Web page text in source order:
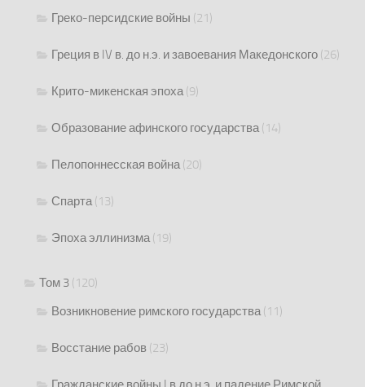
Греко-персидские войны (21)
Греция в IV в. до н.э. и завоевания Македонского (26)
Крито-микенская эпоха(9)
Образование афинского государства(14)
Пелопоннесская война(20)
Спарта(13)
Эпоха эллинизма(19)
Том 3 (120)
Возникновение римского государства(11)
Восстание рабов (23)